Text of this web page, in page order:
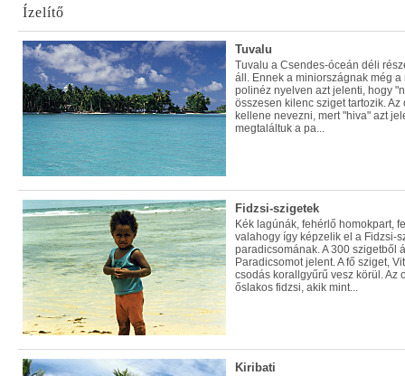
Ízelítő
Tuvalu
Tuvalu a Csendes-óceán déli
áll. Ennek a miniországnak még
polinéz nyelven azt jelenti, hogy
összesen kilenc sziget tartozik.
kellene nevezni, mert "hiva" azt
megtaláltuk a pa...
Fidzsi-szigetek
Kék lagúnák, fehérlő homokpart,
valahogy így képzelik el a Fidzsi-
paradicsomának. A 300 szigetből
Paradicsomot jelent. A fő sziget,
csodás korallgyűrű vesz körül. Az
őslakos fidzsi, akik mint...
Kiribati